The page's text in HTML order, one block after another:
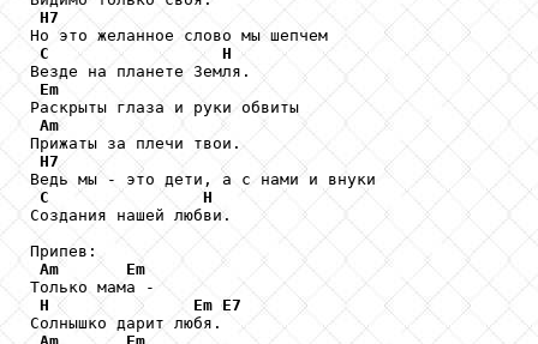
H7
Но это желанное слово мы шепчем
C
H
Везде на планете Земля.
Em
Раскрыты глаза и руки обвиты
Am
Прижаты за плечи твои.
H7
Ведь мы - это дети, а с нами и внуки
C
H
Создания нашей любви.
Припев:
Am
Em
Только мама -
H
Em E7
Солнышко дарит любя.